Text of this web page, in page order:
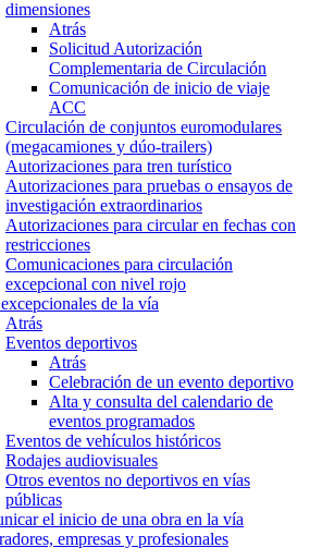
dimensiones
Atrás
Solicitud Autorización
Complementaria de Circulación
Comunicación de inicio de viaje
ACC
Circulación de conjuntos euromodulares
(megacamiones y dúo-trailers)
Autorizaciones para tren turístico
Autorizaciones para pruebas o ensayos de
investigación extraordinarios
Autorizaciones para circular en fechas con
restricciones
Comunicaciones para circulación
excepcional con nivel rojo
de la vía
Atrás
Eventos deportivos
Atrás
Celebración de un evento deportivo
Alta y consulta del calendario de
eventos programados
Eventos de vehículos históricos
Rodajes audiovisuales
Otros eventos no deportivos en vías
públicas
el inicio de una obra en la vía
empresas y profesionales